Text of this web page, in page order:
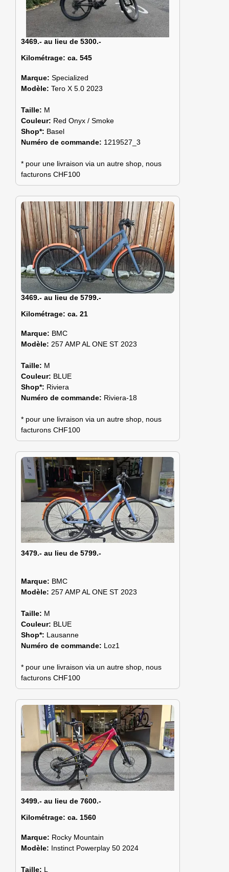
3469.- au lieu de 5300.-
Kilométrage: ca. 545
Marque: Specialized
Modèle: Tero X 5.0 2023
Taille: M
Couleur: Red Onyx / Smoke
Shop*: Basel
Numéro de commande: 1219527_3
* pour une livraison via un autre shop, nous
facturons CHF100
3469.- au lieu de 5799.-
Kilométrage: ca. 21
Marque: BMC
Modèle: 257 AMP AL ONE ST 2023
Taille: M
Couleur: BLUE
Shop*: Riviera
Numéro de commande: Riviera-18
* pour une livraison via un autre shop, nous
facturons CHF100
3479.- au lieu de 5799.-
Marque: BMC
Modèle: 257 AMP AL ONE ST 2023
Taille: M
Couleur: BLUE
Shop*: Lausanne
Numéro de commande: Loz1
* pour une livraison via un autre shop, nous
facturons CHF100
3499.- au lieu de 7600.-
Kilométrage: ca. 1560
Marque: Rocky Mountain
Modèle: Instinct Powerplay 50 2024
Taille: L